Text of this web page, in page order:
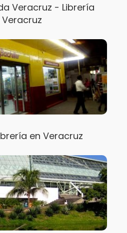
Veracruz - Librería
Veracruz
en Veracruz